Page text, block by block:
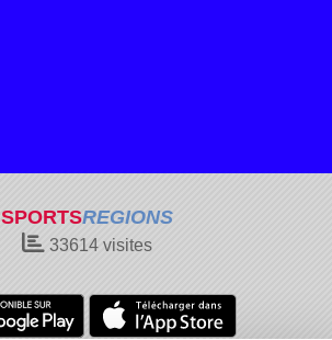
SPORTSREGIONS
33614visites